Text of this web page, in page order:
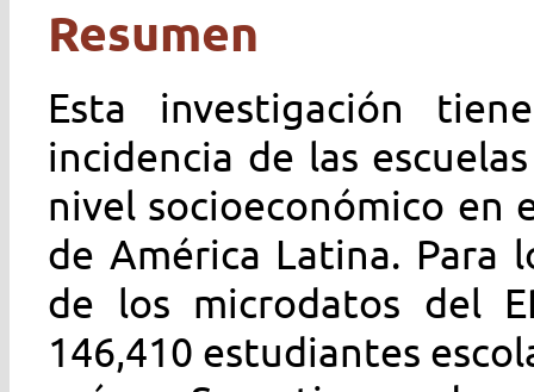
Resumen
Esta investigación
incidencia de las
nivel socioeconómico en
de América Latina. Para
de los microdatos del
146,410 estudiantes